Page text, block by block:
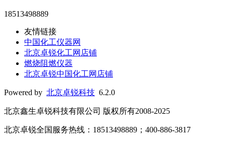
18513498889
友情链接
中国化工仪器网
北京卓锐化工网店铺
燃烧阻燃仪器
北京卓锐中国化工网店铺
Powered by 北京卓锐科技 6.2.0
北京鑫生卓锐科技有限公司 版权所有2008-2025
北京卓锐全国服务热线：18513498889；400-886-3817